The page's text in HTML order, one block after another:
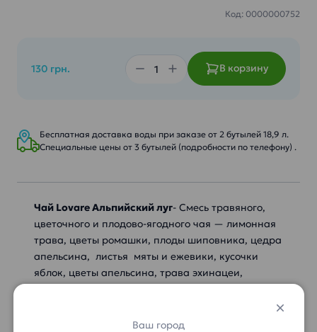
Код: 0000000752
130 грн. В корзину
Бесплатная доставка воды при заказе от 2 бутылей 18,9 л.
Специальные цены от 3 бутылей (подробности по телефону) .
Чай Lovare Альпийский луг- Смесь травяного,
цветочного и плодово-ягодного чая — лимонная
трава, цветы ромашки, плоды шиповника, цедра
апельсина, листья мяты и ежевики, кусочки
яблок, цветы апельсина, трава эхинацеи,
Ваш город